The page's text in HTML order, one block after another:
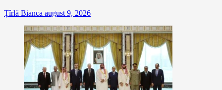
Țîrlă Bianca august 9, 2026